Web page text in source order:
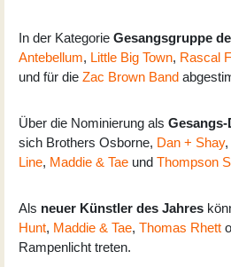
In der Kategorie Gesangsgruppe
Antebellum, Little Big Town, Rascal
und für die Zac Brown Band
Über die Nominierung als
sich Brothers Osborne, Dan + Shay,
Line, Maddie & Tae und Thompson
Als neuer Künstler des Jahres
Hunt, Maddie & Tae, Thomas Rhett
Rampenlicht treten.